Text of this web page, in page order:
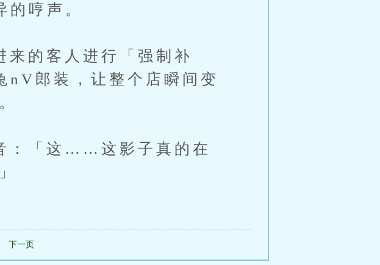
哼声。
的客人进行「强制补
nV郎装，让整个店瞬间变
「这……这影子真的在
下一页